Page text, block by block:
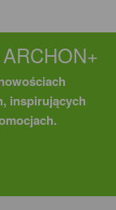
inspirujących